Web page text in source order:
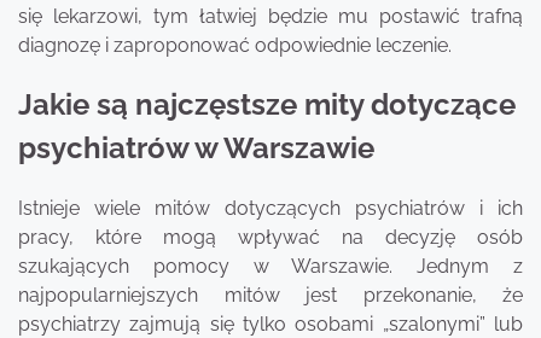
się lekarzowi, tym łatwiej będzie mu postawić trafną
diagnozę i zaproponować odpowiednie leczenie.
Jakie są najczęstsze mity dotyczące
psychiatrów w Warszawie
Istnieje wiele mitów dotyczących psychiatrów i ich
pracy, które mogą wpływać na decyzję osób
szukających pomocy w Warszawie. Jednym z
najpopularniejszych mitów jest przekonanie, że
psychiatrzy zajmują się tylko osobami „szalonymi” lub